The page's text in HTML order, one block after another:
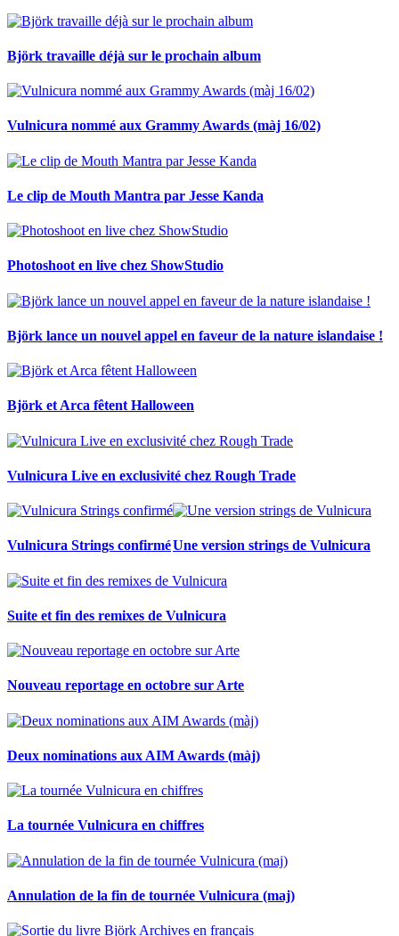
Björk travaille déjà sur le prochain album
Vulnicura nommé aux Grammy Awards (màj 16/02)
Le clip de Mouth Mantra par Jesse Kanda
Photoshoot en live chez ShowStudio
Björk lance un nouvel appel en faveur de la nature islandaise !
Björk et Arca fêtent Halloween
Vulnicura Live en exclusivité chez Rough Trade
Vulnicura Strings confirméUne version strings de Vulnicura
Suite et fin des remixes de Vulnicura
Nouveau reportage en octobre sur Arte
Deux nominations aux AIM Awards (màj)
La tournée Vulnicura en chiffres
Annulation de la fin de tournée Vulnicura (maj)